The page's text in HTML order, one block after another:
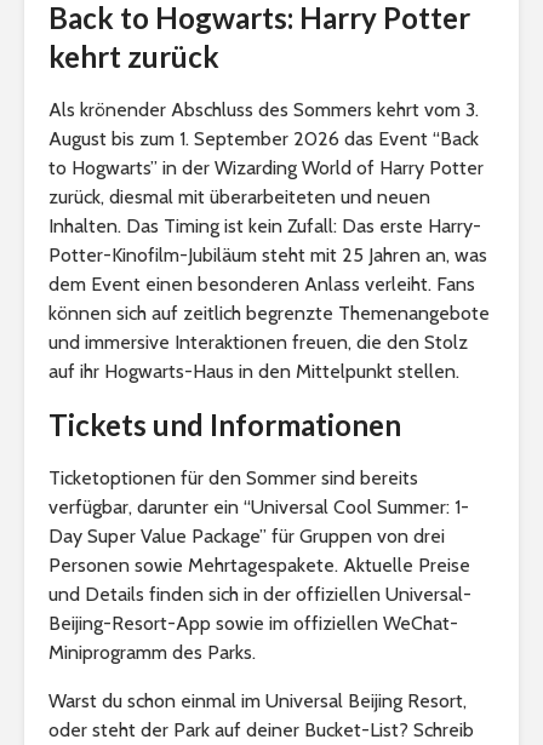
Back to Hogwarts: Harry Potter
kehrt zurück
Als krönender Abschluss des Sommers kehrt vom 3.
August bis zum 1. September 2026 das Event “Back
to Hogwarts” in der Wizarding World of Harry Potter
zurück, diesmal mit überarbeiteten und neuen
Inhalten. Das Timing ist kein Zufall: Das erste Harry-
Potter-Kinofilm-Jubiläum steht mit 25 Jahren an, was
dem Event einen besonderen Anlass verleiht. Fans
können sich auf zeitlich begrenzte Themenangebote
und immersive Interaktionen freuen, die den Stolz
auf ihr Hogwarts-Haus in den Mittelpunkt stellen.
Tickets und Informationen
Ticketoptionen für den Sommer sind bereits
verfügbar, darunter ein “Universal Cool Summer: 1-
Day Super Value Package” für Gruppen von drei
Personen sowie Mehrtagespakete. Aktuelle Preise
und Details finden sich in der offiziellen Universal-
Beijing-Resort-App sowie im offiziellen WeChat-
Miniprogramm des Parks.
Warst du schon einmal im Universal Beijing Resort,
oder steht der Park auf deiner Bucket-List? Schreib